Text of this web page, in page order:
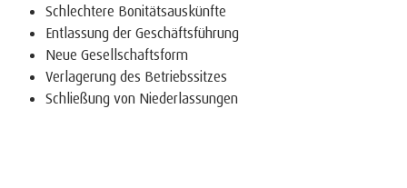
Schlechtere Bonitätsauskünfte
Entlassung der Geschäftsführung
Neue Gesellschaftsform
Verlagerung des Betriebssitzes
Schließung von Niederlassungen